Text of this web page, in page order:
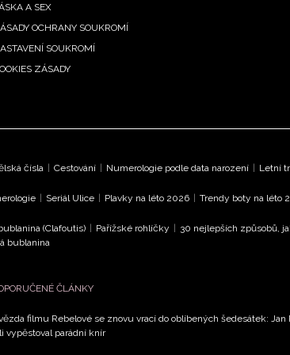
A SEX
OCHRANY SOUKROMÍ
SOUKROMÍ
ZÁSADY
čísla | Cestování | Numerologie podle data narození | Letní
| Seriál Ulice | Plavky na léto 2026 | Trendy boty na léto
(Clafoutis) | Pařížské rohlíčky | 30 nejlepších způsobů,
bublanina
ČLÁNKY
filmu Rebelové se znovu vrací do oblíbených šedesátek: Jan
vypěstoval parádní knír